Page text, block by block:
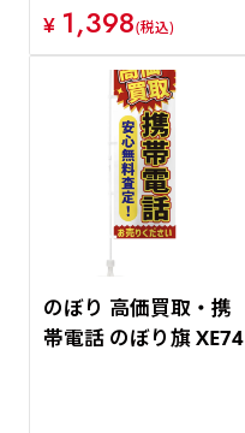
¥ 1,398(税込)
のぼり 高価買取・携
帯電話 のぼり旗 XE74